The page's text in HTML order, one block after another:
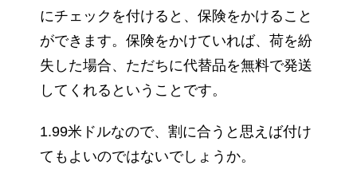
にチェックを付けると、保険をかけること
ができます。保険をかけていれば、荷を紛
失した場合、ただちに代替品を無料で発送
してくれるということです。
1.99米ドルなので、割に合うと思えば付け
てもよいのではないでしょうか。